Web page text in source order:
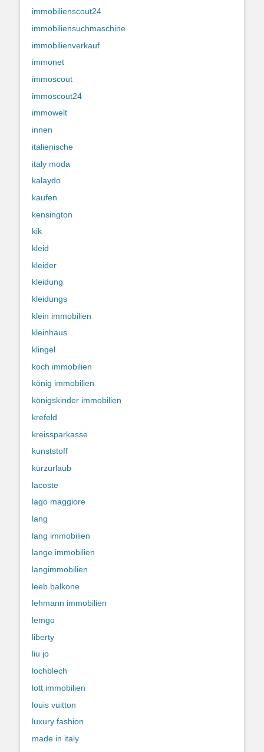
immobilienscout24
immobiliensuchmaschine
immobilienverkauf
immonet
immoscout
immoscout24
immowelt
innen
italienische
italy moda
kalaydo
kaufen
kensington
kik
kleid
kleider
kleidung
kleidungs
klein immobilien
kleinhaus
klingel
koch immobilien
könig immobilien
königskinder immobilien
krefeld
kreissparkasse
kunststoff
kurzurlaub
lacoste
lago maggiore
lang
lang immobilien
lange immobilien
langimmobilien
leeb balkone
lehmann immobilien
lemgo
liberty
liu jo
lochblech
lott immobilien
louis vuitton
luxury fashion
made in italy